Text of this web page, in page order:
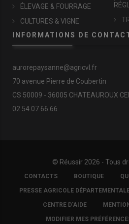
ÉLEVAGE & FOURRAGE
CULTURES & VIGNE
INFORMATIONS DE
aurorepaysanne@agricvl.fr
70 avenue Pierre de Coubertin
CS 50009 - 36005 CHATEAUROUX
02.54.07.66.66
© Réussir 2026 - Tous
FOOTER
COPYRIGHT
CONTACTS BOUTIQUE
PRESSE AGRICOLE
CENTRE D'AIDE
MODIFIER MES